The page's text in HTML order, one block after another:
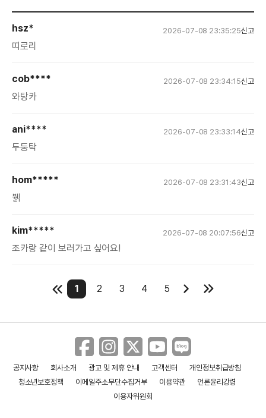
hsz* 2026-07-08 23:35:25신고
띠로리
cob**** 2026-07-08 23:34:15신고
와탕카
ani**** 2026-07-08 23:33:14신고
두둥탁
hom***** 2026-07-08 23:31:43신고
뷁
kim***** 2026-07-08 20:07:56신고
조카랑 같이 보러가고 싶어요!
1 2 3 4 5
공지사항 회사소개 광고 및 제휴 안내 고객센터
개인정보취급방침
청소년보호정책
이메일주소무단수집거부 이용약관
언론윤리강령
이용자위원회